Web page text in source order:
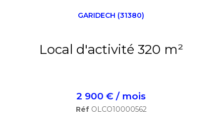
GARIDECH (31380)
Local d'activité 320 m²
2 900 € / mois
Réf OLCO10000562